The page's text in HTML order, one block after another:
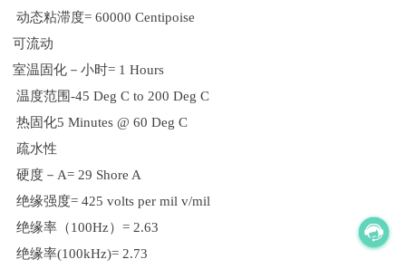
动态粘滞度= 60000 Centipoise
可流动
室温固化－小时= 1 Hours
温度范围-45 Deg C to 200 Deg C
热固化5 Minutes @ 60 Deg C
疏水性
硬度－A= 29 Shore A
绝缘强度= 425 volts per mil v/mil
绝缘率（100Hz）= 2.63
绝缘率(100kHz)= 2.73